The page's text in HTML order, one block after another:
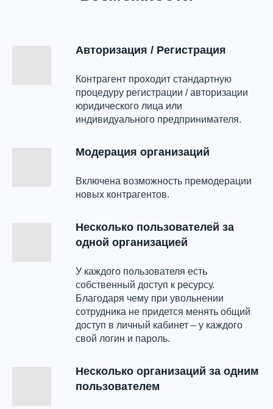
Авторизация / Регистрация
Контрагент проходит стандартную
процедуру регистрации / авторизации
юридического лица или
индивидуального предпринимателя.
Модерация организаций
Включена возможность премодерации
новых контрагентов.
Несколько пользователей за
одной организацией
У каждого пользователя есть
собственный доступ к ресурсу.
Благодаря чему при увольнении
сотрудника не придется менять общий
доступ в личный кабинет – у каждого
свой логин и пароль.
Несколько организаций за одним
пользователем